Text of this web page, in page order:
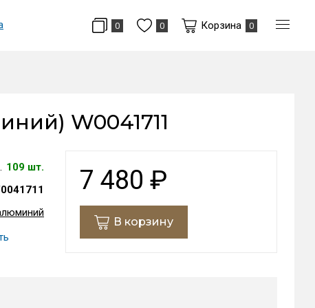
0 0 Корзина 0
W0041711
7 480 ₽
В корзину
109 шт.